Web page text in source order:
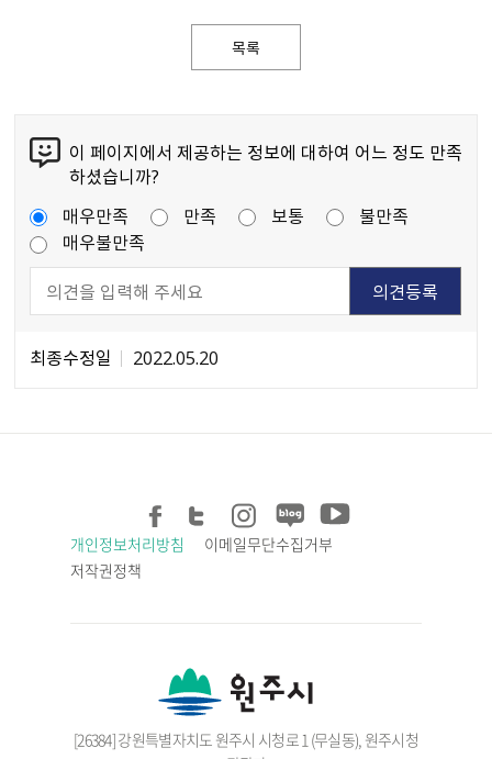
목록
이 페이지에서 제공하는 정보에 대하여 어느 정도 만족
하셨습니까?
매우만족
만족 보통
불만족
매우불만족
최종수정일 2022.05.20
개인정보처리방침
이메일무단수집거부
저작권정책
[26384] 강원특별자치도 원주시 시청로 1 (무실동), 원주시청